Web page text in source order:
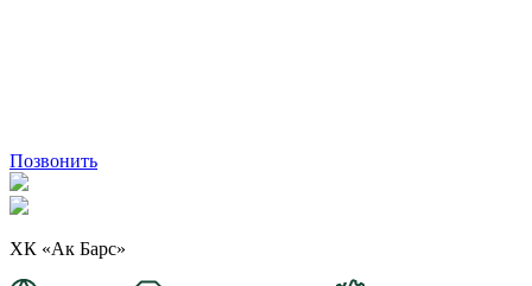
Позвонить
ХК «Ак Барс»